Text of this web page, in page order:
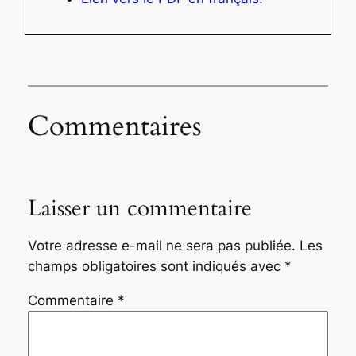
Commentaires
Laisser un commentaire
Votre adresse e-mail ne sera pas publiée. Les
champs obligatoires sont indiqués avec *
Commentaire *